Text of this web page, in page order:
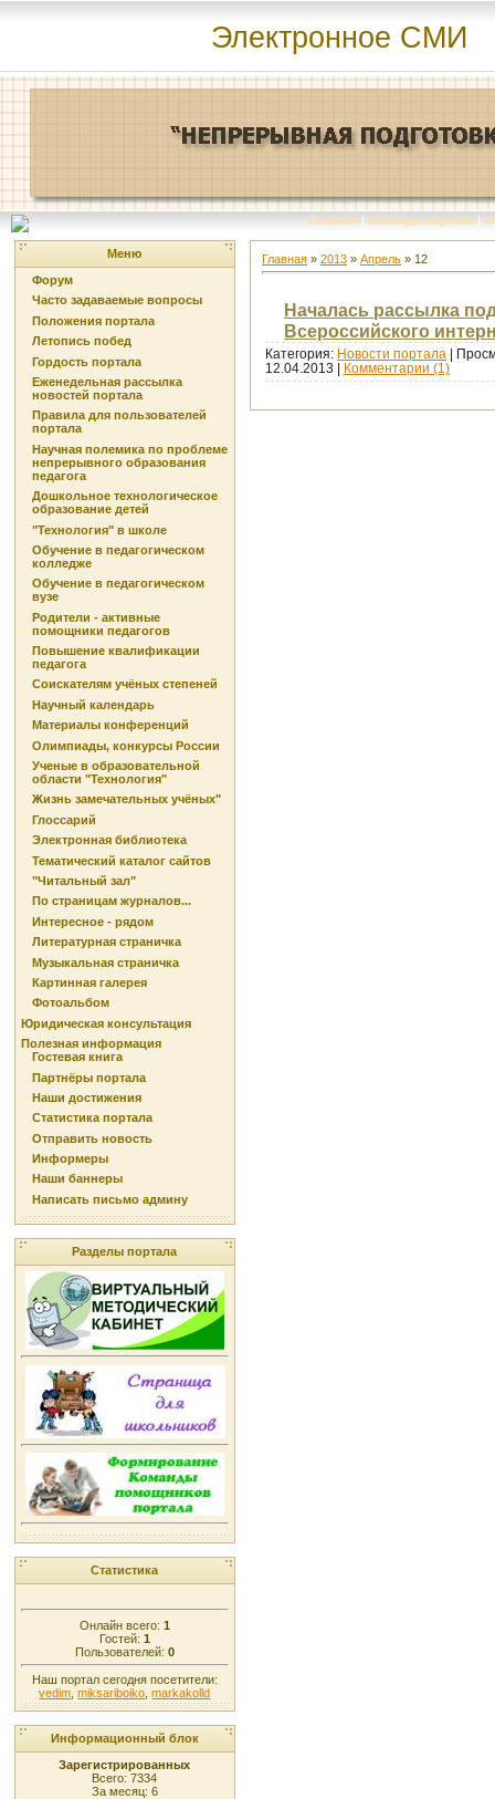
Электронное СМИ
Главная | Команда портала | О
Меню
Форум
Часто задаваемые вопросы
Положения портала
Летопись побед
Гордость портала
Еженедельная рассылка
новостей портала
Правила для пользователей
портала
Научная полемика по проблеме
непрерывного образования
педагога
Дошкольное технологическое
образование детей
"Технология" в школе
Обучение в педагогическом
колледже
Обучение в педагогическом
вузе
Родители - активные
помощники педагогов
Повышение квалификации
педагога
Соискателям учёных степеней
Научный календарь
Материалы конференций
Олимпиады, конкурсы России
Ученые в образовательной
области "Технология"
Жизнь замечательных учёных"
Глоссарий
Электронная библиотека
Тематический каталог сайтов
"Читальный зал"
По страницам журналов...
Интересное - рядом
Литературная страничка
Музыкальная страничка
Картинная галерея
Фотоальбом
Юридическая консультация
Полезная информация
Гостевая книга
Партнёры портала
Наши достижения
Статистика портала
Отправить новость
Информеры
Наши баннеры
Написать письмо админу
Разделы портала
Статистика
Онлайн всего: 1
Гостей: 1
Пользователей: 0
Наш портал сегодня посетители:
vedim ,miksariboiko ,markakolld
Информационный блок
Зарегистрированных
Всего: 7334
За месяц: 6
Главная » 2013 » Апрель » 12
Началась рассылка
Всероссийского
Категория: Новости портала |
12.04.2013
Комментарии (1)